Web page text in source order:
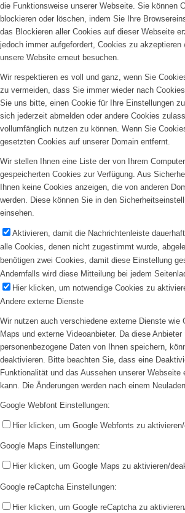
die Funktionsweise unserer Webseite. Sie können
blockieren oder löschen, indem Sie Ihre
das Blockieren aller Cookies auf dieser Webseite
jedoch immer aufgefordert, Cookies zu akzeptieren
unsere Website erneut besuchen.
Wir respektieren es voll und ganz, wenn Sie
zu vermeiden, dass Sie immer wieder nach
Sie uns bitte, einen Cookie für Ihre Einstellungen
sich jederzeit abmelden oder andere Cookies
vollumfänglich nutzen zu können. Wenn Sie
gesetzten Cookies auf unserer Domain entfernt.
Wir stellen Ihnen eine Liste der von Ihrem
gespeicherten Cookies zur Verfügung. Aus
Ihnen keine Cookies anzeigen, die von anderen
werden. Diese können Sie in den
einsehen.
Aktivieren, damit die Nachrichtenleiste
alle Cookies, denen nicht zugestimmt wurde,
benötigen zwei Cookies, damit diese Einstellung
Andernfalls wird diese Mitteilung bei jedem
Hier klicken, um notwendige Cookies zu
Andere externe Dienste
Wir nutzen auch verschiedene externe Dienste wie
Maps und externe Videoanbieter. Da diese
personenbezogene Daten von Ihnen speichern,
deaktivieren. Bitte beachten Sie, dass eine
Funktionalität und das Aussehen unserer Webseite
kann. Die Änderungen werden nach einem
Google Webfont Einstellungen:
Hier klicken, um Google Webfonts zu
Google Maps Einstellungen:
Hier klicken, um Google Maps zu aktivieren/
Google reCaptcha Einstellungen:
Hier klicken, um Google reCaptcha zu